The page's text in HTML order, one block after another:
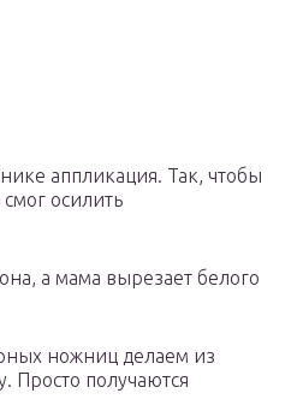
аппликация. Так, чтобы
осилить
а мама вырезает белого
ножниц делаем из
Просто получаются